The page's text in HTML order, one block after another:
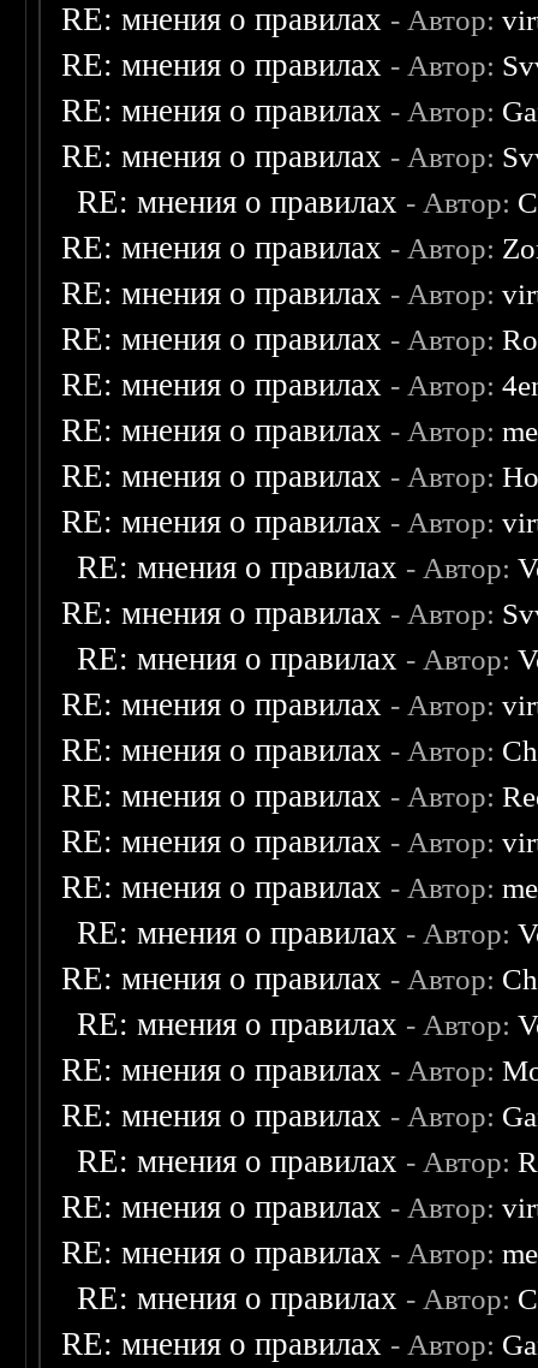
RE: мнения о правилах - Автор:
RE: мнения о правилах - Автор:
RE: мнения о правилах - Автор:
RE: мнения о правилах - Автор:
RE: мнения о правилах - Автор:
RE: мнения о правилах - Автор:
RE: мнения о правилах - Автор:
RE: мнения о правилах - Автор:
RE: мнения о правилах - Автор:
RE: мнения о правилах - Автор:
RE: мнения о правилах - Автор:
RE: мнения о правилах - Автор:
RE: мнения о правилах - Автор:
RE: мнения о правилах - Автор:
RE: мнения о правилах - Автор:
RE: мнения о правилах - Автор:
RE: мнения о правилах - Автор:
RE: мнения о правилах - Автор:
RE: мнения о правилах - Автор:
RE: мнения о правилах - Автор:
RE: мнения о правилах - Автор:
RE: мнения о правилах - Автор:
RE: мнения о правилах - Автор:
RE: мнения о правилах - Автор:
RE: мнения о правилах - Автор:
RE: мнения о правилах - Автор:
RE: мнения о правилах - Автор:
RE: мнения о правилах - Автор:
RE: мнения о правилах - Автор:
RE: мнения о правилах - Автор: